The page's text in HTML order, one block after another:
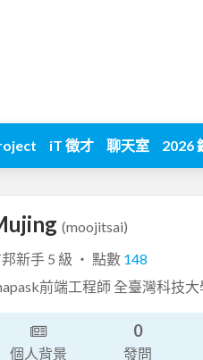
iT 徵才 聊天室 2026
(moojitsai)
新手 5 級 ‧ 點數 148
前端工程師 全臺灣科技
個人背景
0
發問